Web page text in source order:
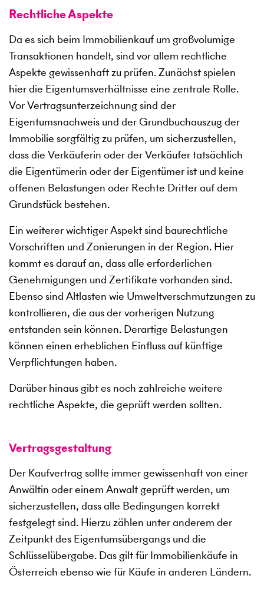
Rechtliche Aspekte
Da es sich beim Immobilienkauf um großvolumige
Transaktionen handelt, sind vor allem rechtliche
Aspekte gewissenhaft zu prüfen. Zunächst spielen
hier die Eigentumsverhältnisse eine zentrale Rolle.
Vor Vertragsunterzeichnung sind der
Eigentumsnachweis und der Grundbuchauszug der
Immobilie sorgfältig zu prüfen, um sicherzustellen,
dass die Verkäuferin oder der Verkäufer tatsächlich
die Eigentümerin oder der Eigentümer ist und keine
offenen Belastungen oder Rechte Dritter auf dem
Grundstück bestehen.
Ein weiterer wichtiger Aspekt sind baurechtliche
Vorschriften und Zonierungen in der Region. Hier
kommt es darauf an, dass alle erforderlichen
Genehmigungen und Zertifikate vorhanden sind.
Ebenso sind Altlasten wie Umweltverschmutzungen zu
kontrollieren, die aus der vorherigen Nutzung
entstanden sein können. Derartige Belastungen
können einen erheblichen Einfluss auf künftige
Verpflichtungen haben.
Darüber hinaus gibt es noch zahlreiche weitere
rechtliche Aspekte, die geprüft werden sollten.
Vertragsgestaltung
Der Kaufvertrag sollte immer gewissenhaft von einer
Anwältin oder einem Anwalt geprüft werden, um
sicherzustellen, dass alle Bedingungen korrekt
festgelegt sind. Hierzu zählen unter anderem der
Zeitpunkt des Eigentumsübergangs und die
Schlüsselübergabe. Das gilt für Immobilienkäufe in
Österreich ebenso wie für Käufe in anderen Ländern.